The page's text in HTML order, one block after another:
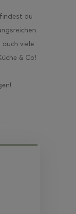
du
viele
& Co!